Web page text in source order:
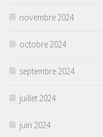
novembre 2024
octobre 2024
septembre 2024
juillet 2024
juin 2024